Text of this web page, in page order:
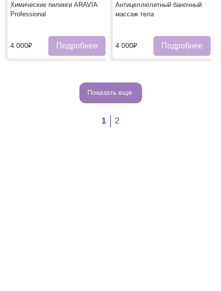
Химические пилинги ARAVIA
Professional
4 000₽ Подробнее
Антицеллюлитный баночный
массаж тела
4 000₽ Подробнее
Показать еще
1 2